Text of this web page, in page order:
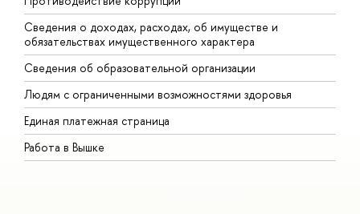
Сведения о доходах, расходах, об имуществе и
обязательствах имущественного характера
Сведения об образовательной организации
Людям с ограниченными возможностями здоровья
Единая платежная страница
Работа в Вышке